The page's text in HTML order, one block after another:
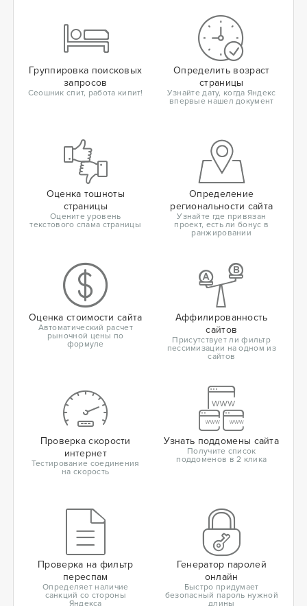
Группировка поисковых
запросов
Сеошник спит, работа кипит!
Определить возраст
страницы
Узнайте дату, когда Яндекс
впервые нашел документ
Оценка тошноты
страницы
Оцените уровень
текстового спама страницы
Определение
региональности сайта
Узнайте где привязан
проект, есть ли бонус в
ранжировании
Оценка стоимости сайта
Автоматический расчет
рыночной цены по
формуле
Аффилированность
сайтов
Присутствует ли фильтр
пессимизации на одном из
сайтов
Проверка скорости
интернет
Тестирование соединения
на скорость
Узнать поддомены сайта
Получите список
поддоменов в 2 клика
Проверка на фильтр
переспам
Определяет наличие
санкций со стороны
Яндекса
Генератор паролей
онлайн
Быстро придумает
безопасный пароль нужной
длины